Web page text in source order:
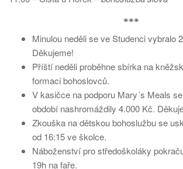
⁕⁕⁕
Minulou neděli se ve Studenci vybralo
Děkujeme!
Příští neděli proběhne sbírka na
formaci bohoslovců.
V kasičce na podporu Mary´s Meals
období nashromáždily 4.000 Kč.
Zkouška na dětskou bohoslužbu se
od 16:15 ve školce.
Náboženství pro středoškoláky
19h na faře.